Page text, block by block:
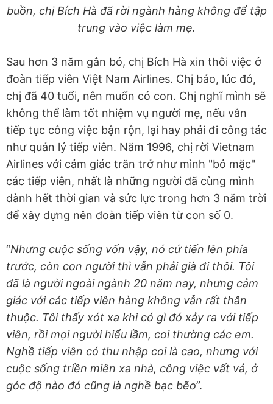
buồn, chị Bích Hà đã rời ngành hàng không để tập
trung vào việc làm mẹ.
Sau hơn 3 năm gắn bó, chị Bích Hà xin thôi việc ở
đoàn tiếp viên Việt Nam Airlines. Chị bảo, lúc đó,
chị đã 40 tuổi, nên muốn có con. Chị nghĩ mình sẽ
không thể làm tốt nhiệm vụ người mẹ, nếu vẫn
tiếp tục công việc bận rộn, lại hay phải đi công tác
như quản lý tiếp viên. Năm 1996, chị rời Vietnam
Airlines với cảm giác trăn trở như mình "bỏ mặc"
các tiếp viên, nhất là những người đã cùng mình
dành hết thời gian và sức lực trong hơn 3 năm trời
để xây dựng nên đoàn tiếp viên từ con số 0.
“Nhưng cuộc sống vốn vậy, nó cứ tiến lên phía
trước, còn con người thì vẫn phải già đi thôi. Tôi
đã là người ngoài ngành 20 năm nay, nhưng cảm
giác với các tiếp viên hàng không vẫn rất thân
thuộc. Tôi thấy xót xa khi có gì đó xảy ra với tiếp
viên, rồi mọi người hiểu lầm, coi thường các em.
Nghề tiếp viên có thu nhập coi là cao, nhưng với
cuộc sống triền miên xa nhà, công việc vất vả, ở
góc độ nào đó cũng là nghề bạc bẽo”.